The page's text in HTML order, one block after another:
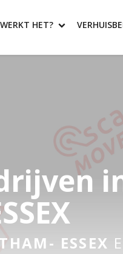
HET?
ESSEX